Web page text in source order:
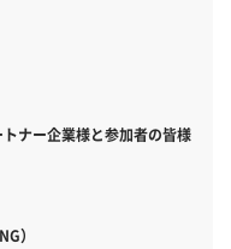
ナー企業様と参加者の皆様
）